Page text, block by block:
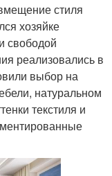
стиля
хозяйке
свободой
реализовались в
выбор на
натуральном
текстиля и